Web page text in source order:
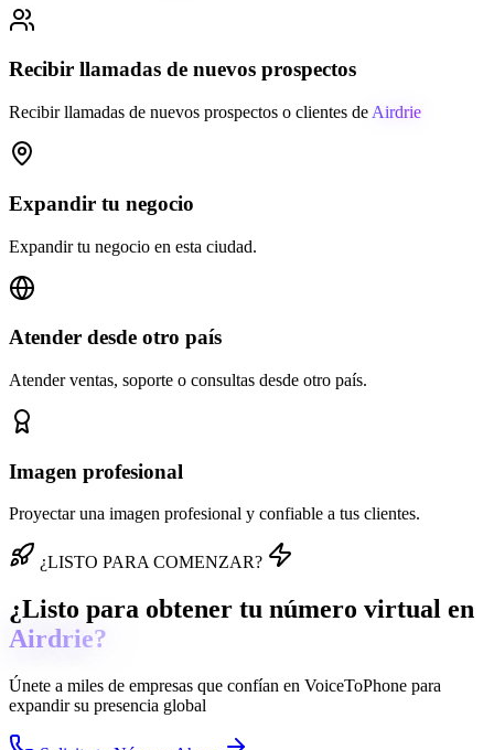
Recibir llamadas de nuevos prospectos
Recibir llamadas de nuevos prospectos o clientes de Airdrie
Expandir tu negocio
Expandir tu negocio en esta ciudad.
Atender desde otro país
Atender ventas, soporte o consultas desde otro país.
Imagen profesional
Proyectar una imagen profesional y confiable a tus clientes.
¿LISTO PARA COMENZAR?
¿Listo para obtener tu número virtual en
Airdrie?
Únete a miles de empresas que confían en VoiceToPhone para
expandir su presencia global